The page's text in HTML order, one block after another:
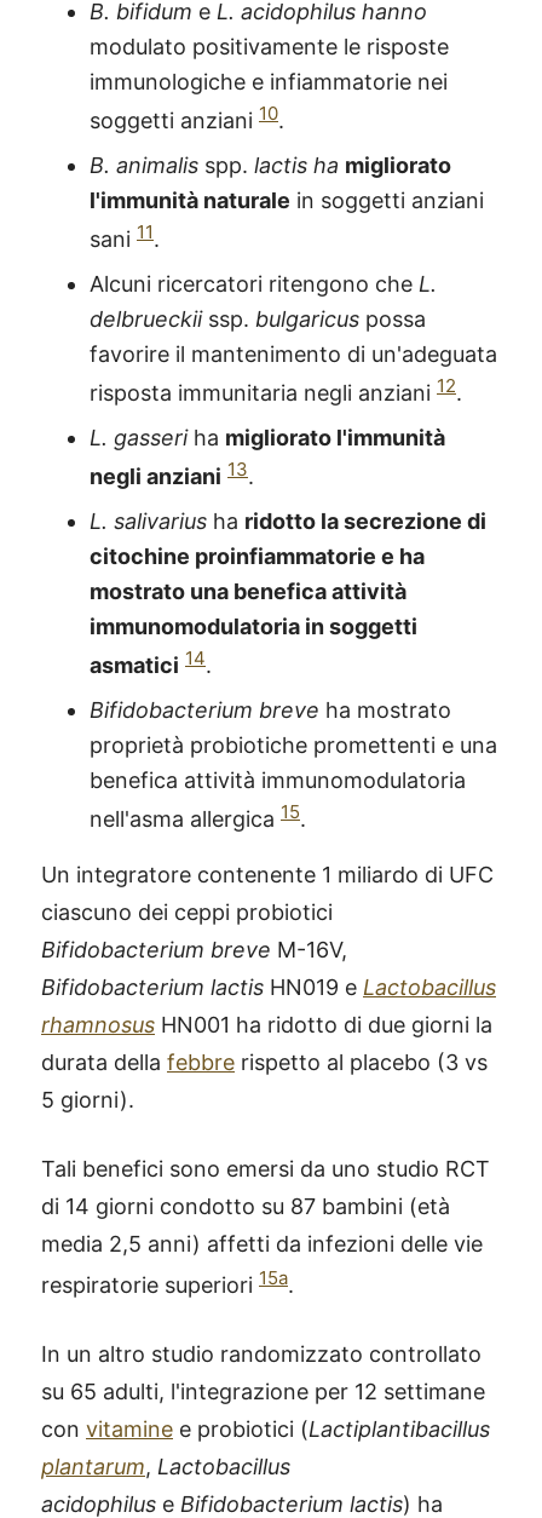
B. bifidum e L. acidophilus hanno
modulato positivamente le risposte
immunologiche e infiammatorie nei
soggetti anziani 10.
B. animalis spp. lactis ha migliorato
l'immunità naturale in soggetti anziani
sani 11.
Alcuni ricercatori ritengono che L.
delbrueckiissp. bulgaricus possa
favorire il mantenimento di un'adeguata
risposta immunitaria negli anziani 12.
L. gasseriha migliorato l'immunità
negli anziani 13.
L. salivarius ha ridotto la secrezione di
citochine proinfiammatorie e ha
mostrato una benefica attività
immunomodulatoria in soggetti
asmatici 14.
Bifidobacterium breve ha mostrato
proprietà probiotiche promettenti e una
benefica attività immunomodulatoria
nell'asma allergica 15.
Un integratore contenente 1 miliardo di UFC
ciascuno dei ceppi probiotici
Bifidobacterium breve M-16V,
Bifidobacterium lactis HN019 e Lactobacillus
rhamnosus HN001 ha ridotto di due giorni la
durata della febbre rispetto al placebo (3 vs
5 giorni).
Tali benefici sono emersi da uno studio RCT
di 14 giorni condotto su 87 bambini (età
media 2,5 anni) affetti da infezioni delle vie
respiratorie superiori 15a.
In un altro studio randomizzato controllato
su 65 adulti, l'integrazione per 12 settimane
con vitamine e probiotici (Lactiplantibacillus
plantarum, Lactobacillus
acidophilus e Bifidobacterium lactis) ha